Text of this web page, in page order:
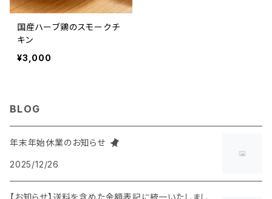
国産ハーブ鶏のスモークチ
キン
¥3,000
BLOG
年末年始休業のお知らせ
2025/12/26
【お知らせ】送料を含めた金額表記に統一いたしまし